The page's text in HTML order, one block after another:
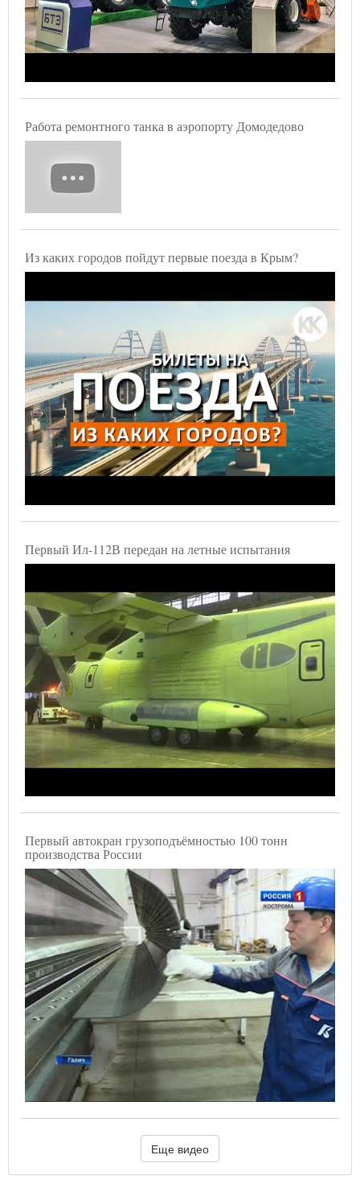
Работа ремонтного танка в аэропорту Домодедово
Из каких городов пойдут первые поезда в Крым?
Первый Ил-112В передан на летные испытания
Первый автокран грузоподъёмностью 100 тонн
производства России
Еще видео